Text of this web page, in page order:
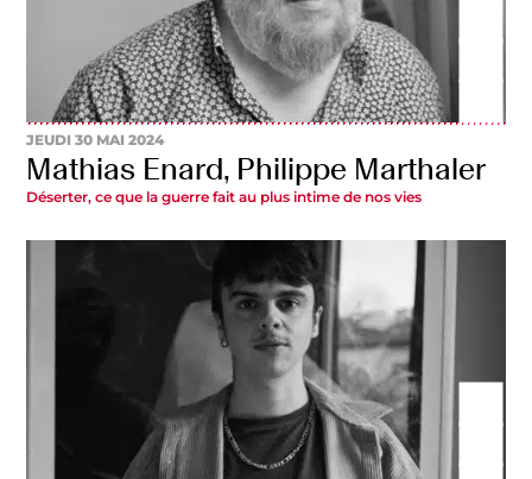
JEUDI 30 MAI 2024
Mathias Enard, Philippe Marthaler
Déserter, ce que la guerre fait au plus intime de nos vies